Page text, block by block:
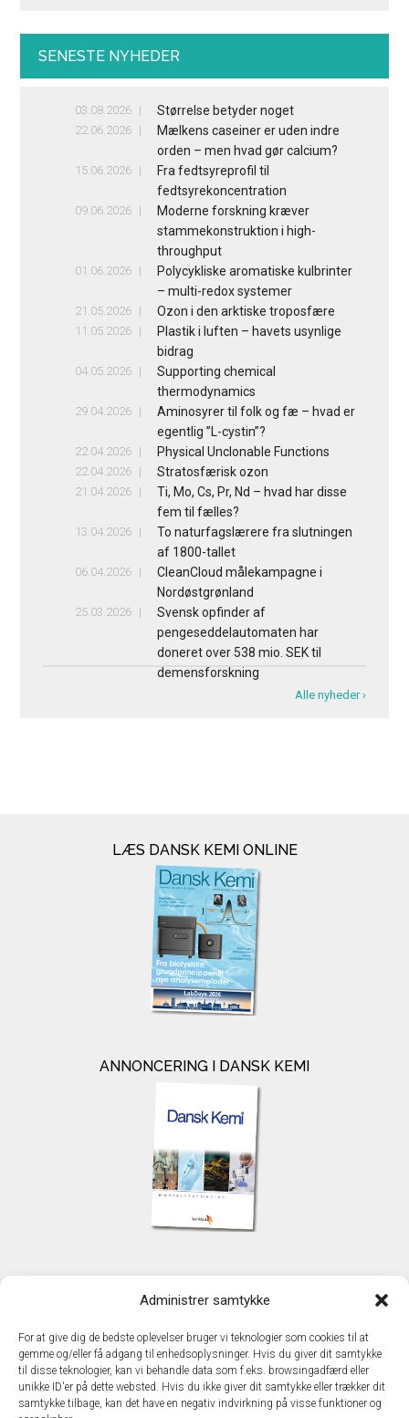
Administrer samtykke
For at give dig de bedste oplevelser bruger vi teknologier som cookies til at
gemme og/eller få adgang til enhedsoplysninger. Hvis du giver dit samtykke
til disse teknologier, kan vi behandle data som f.eks. browsingadfærd eller
unikke ID'er på dette websted. Hvis du ikke giver dit samtykke eller trækker dit
samtykke tilbage, kan det have en negativ indvirkning på visse funktioner og
SENESTE NYHEDER
03.08.2026 Størrelse betyder noget
22.06.2026
Mælkens caseiner er uden indre
orden – men hvad gør calcium?
15.06.2026
Fra fedtsyreprofil til
fedtsyrekoncentration
09.06.2026
Moderne forskning kræver
stammekonstruktion i high-
throughput
01.06.2026
Polycykliske aromatiske kulbrinter
– multi-redox systemer
21.05.2026 Ozon i den arktiske troposfære
11.05.2026
Plastik i luften – havets usynlige
bidrag
04.05.2026
Supporting chemical
thermodynamics
29.04.2026
Aminosyrer til folk og fæ – hvad er
egentlig ”L-cystin”?
22.04.2026 Physical Unclonable Functions
22.04.2026 Stratosfærisk ozon
21.04.2026
Ti, Mo, Cs, Pr, Nd – hvad har disse
fem til fælles?
13.04.2026
To naturfagslærere fra slutningen
af 1800-tallet
06.04.2026
CleanCloud målekampagne i
Nordøstgrønland
25.03.2026
Svensk opfinder af
pengeseddelautomaten har
doneret over 538 mio. SEK til
demensforskning
Alle nyheder ›
LÆS DANSK KEMI ONLINE
ANNONCERING I DANSK KEMI
TechMedia A/S
DK - 2600 Glostrup
www.techmedia.dk
Telefon: +45 43 24 26 28
E-mail:info@techmedia.dk